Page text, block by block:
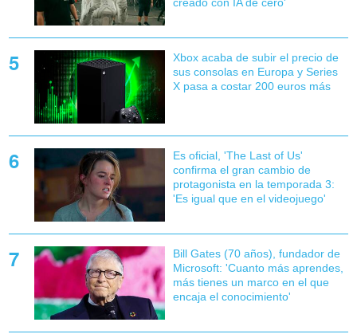
Xbox acaba de subir el precio de
sus consolas en Europa y Series
X pasa a costar 200 euros más
Es oficial, 'The Last of Us'
confirma el gran cambio de
protagonista en la temporada 3:
'Es igual que en el videojuego'
Bill Gates (70 años), fundador de
Microsoft: 'Cuanto más aprendes,
más tienes un marco en el que
encaja el conocimiento'